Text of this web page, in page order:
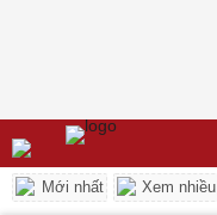
Mới nhất Xem nhiều